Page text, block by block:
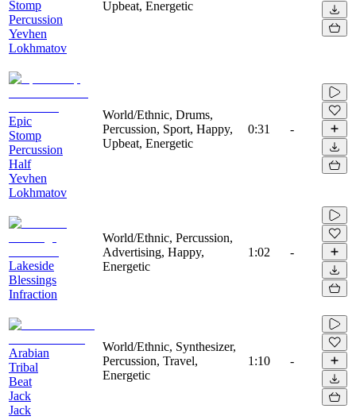
Stomp
Percussion
Yevhen
Lokhmatov
Upbeat, Energetic
Epic
Stomp
Percussion
Half
Yevhen
Lokhmatov
World/Ethnic, Drums,
Percussion, Sport, Happy,
Upbeat, Energetic
0:31 -
Lakeside
Blessings
Infraction
World/Ethnic, Percussion,
Advertising, Happy,
Energetic
1:02 -
Arabian
Tribal
Beat
Jack
Jack
World/Ethnic, Synthesizer,
Percussion, Travel,
Energetic
1:10 -